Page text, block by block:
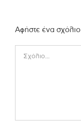
Αφήστε ένα σχόλιο